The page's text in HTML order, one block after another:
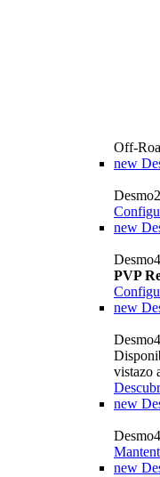
Off-
new
new
PVP
new
vistazo
new
new